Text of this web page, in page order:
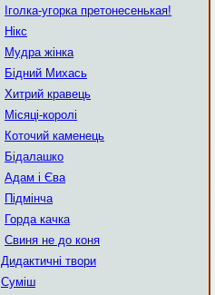
Іголка-угорка претонесенькая!
Нікс
Мудра жінка
Бідний Михась
Хитрий кравець
Місяці-королі
Коточий каменець
Бідалашко
Адам і Єва
Підмінча
Горда качка
Свиня не до коня
Дидактичні твори
Суміш